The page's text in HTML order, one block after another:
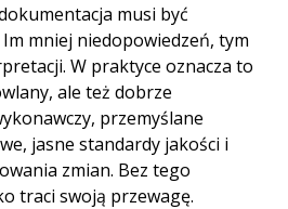
musi być
mniej niedopowiedzeń, tym
W praktyce oznacza to
ale też dobrze
, przemyślane
jasne standardy jakości i
zmian. Bez tego
traci swoją przewagę.